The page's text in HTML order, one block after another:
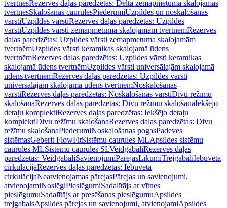
tvertnesRezerves daļas paredzētas: Delta zemapmetuma skalojamās
tvertnesSkalošanas caurulesPiederumiUzpildes un noskalošanas
vārstiUzpildes vārstiRezerves daļas paredzētas: Uzpildes
vārstiUzpildes vārsti zemapmetuma skalojamām tvertnēmRezerves
daļas paredzētas: Uzpildes vārsti zemapmetuma skalojamām
tvertnēmUzpildes vārsti keramikas skalojamā ūdens
tvertnēmRezerves daļas paredzētas: Uzpildes vārsti keramikas
skalojamā ūdens tvertnēmUzpildes vārsti universālajām skalojamā
ūdens tvertnēmRezerves daļas paredzētas: Uzpildes vārsti
universālajām skalojamā ūdens tvertnēmNoskalošanas
vārstiRezerves daļas paredzētas: Noskalošanas vārstiDivu režīmu
skalošanaRezerves daļas paredzētas: Divu režīmu skalošanaIekšējo
detaļu komplektiRezerves daļas paredzētas: Iekšējo detaļu
komplektiDivu režīmu skalošanaRezerves daļas paredzētas: Divu
režīmu skalošanaPiederumiNoskalošanas pogasPadeves
sistēmasGeberit FlowFitSistēmu caurules MLApsildes sistēmu
caurules MLSistēmu caurules SLVeidgabaliRezerves daļas
paredzētas: VeidgabaliSavienojumiPārejasLīkumiTrejgabaliIebūvēta
cirkulācijaRezerves daļas paredzētas: Iebūvēta
cirkulācijaNeatvienojamas pārejasPārejas un savienojumi,
atvienojamiNoslēgiPieslēgumiSadalītājs ar vītnes
pieslēgumuSadalītājs ar presēšanas pieslēgumuApsildes
trejgabalsApsildes pārejas un savienojumi, atvienojamiApsildes